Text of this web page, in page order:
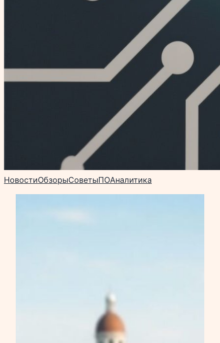
НовостиОбзорыСоветыПОАналитика